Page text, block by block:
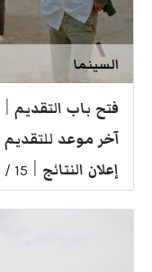
السينما
فتح باب التقديم
آخر موعد للتقديم
إعلان النتائج 15 / 12 / 2026